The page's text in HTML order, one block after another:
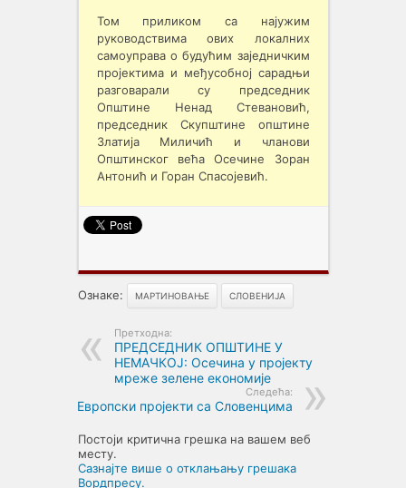
Том приликом са најужим
руководствима ових локалних
самоуправа о будућим заједничким
пројектима и међусобној сарадњи
разговарали су председник
Општине Ненад Стевановић,
председник Скупштине општине
Златија Миличић и чланови
Општинског већа Осечине Зоран
Антонић и Горан Спасојевић.
Ознаке: МАРТИНОВАЊЕ СЛОВЕНИЈА
Претходна:
ПРЕДСЕДНИК ОПШТИНЕ У
НЕМАЧКОЈ: Осечина у пројекту
мреже зелене економије
Следећа:
Европски пројекти са Словенцима
Постоји критична грешка на вашем веб
месту.
Сазнајте више о отклањању грешака
Вордпресу.